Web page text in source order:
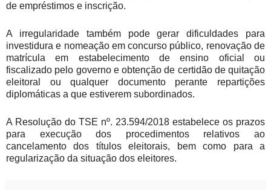
de empréstimos e inscrição.
A irregularidade também pode gerar dificuldades para
investidura e nomeação em concurso público, renovação de
matrícula em estabelecimento de ensino oficial ou
fiscalizado pelo governo e obtenção de certidão de quitação
eleitoral ou qualquer documento perante repartições
diplomáticas a que estiverem subordinados.
A Resolução do TSE nº. 23.594/2018 estabelece os prazos
para execução dos procedimentos relativos ao
cancelamento dos títulos eleitorais, bem como para a
regularização da situação dos eleitores.